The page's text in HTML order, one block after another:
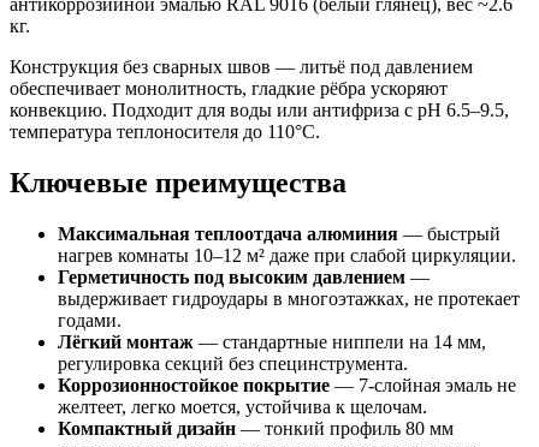
кг.
Конструкция без сварных швов — литьё под давлением
обеспечивает монолитность, гладкие рёбра ускоряют
конвекцию. Подходит для воды или антифриза с pH 6.5–9.5,
температура теплоносителя до 110°C.
Ключевые преимущества
Максимальная теплоотдача алюминия — быстрый
нагрев комнаты 10–12 м² даже при слабой циркуляции.
Герметичность под высоким давлением —
выдерживает гидроудары в многоэтажках, не протекает
годами.
Лёгкий монтаж — стандартные ниппели на 14 мм,
регулировка секций без специнструмента.
Коррозионностойкое покрытие — 7-слойная эмаль не
желтеет, легко моется, устойчива к щелочам.
Компактный дизайн — тонкий профиль 80 мм